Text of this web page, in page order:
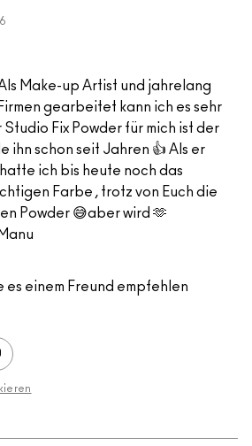
Make-up Artist und jahrelang
gearbeitet kann ich es sehr
Fix Powder für mich ist der
ihn schon seit Jahren 👍 Als er
ich bis heute noch das
Farbe , trotz von Euch die
Powder 😅aber wird 🫶
es einem Freund empfehlen